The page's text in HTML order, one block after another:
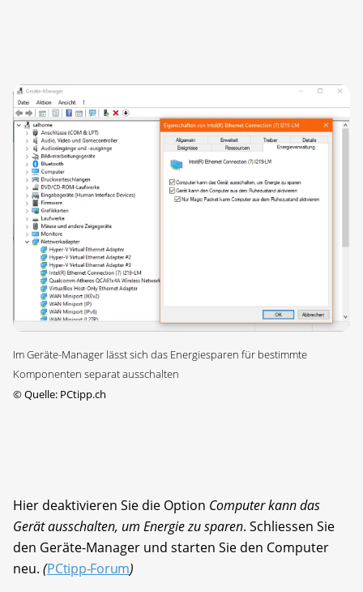
Im Geräte-Manager lässt sich das Energiesparen für bestimmte
Komponenten separat ausschalten
©Quelle: PCtipp.ch
Hier deaktivieren Sie die Option Computer kann das
Gerät ausschalten, um Energie zu sparen. Schliessen Sie
den Geräte-Manager und starten Sie den Computer
neu. (PCtipp-Forum)